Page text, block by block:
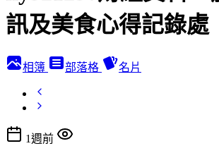
訊及美食心得記錄處
相簿 部落格 名片
1週前